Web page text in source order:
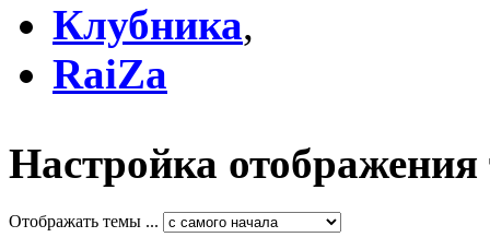
Клубника,
RaiZa
Настройка отображения
Отображать темы ...